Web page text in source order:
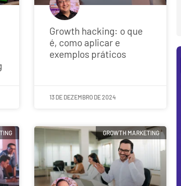
Growth hacking: o que
é, como aplicar e
exemplos práticos
13 DE DEZEMBRO DE 2024
GROWTH MARKETING